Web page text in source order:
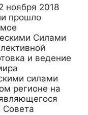
ноября 2018
прошло
Силами
и ведение
силами
регионе на